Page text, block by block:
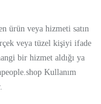
ürün veya hizmeti satın
veya tüzel kişiyi ifade
bir hizmet aldığı ya
Kullanım